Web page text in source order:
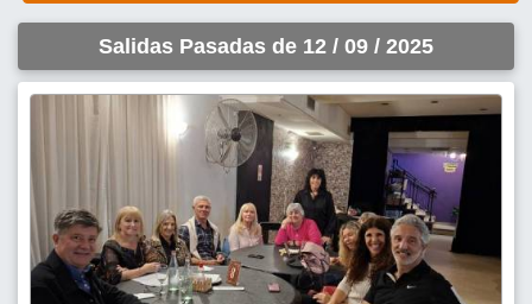
Salidas Pasadas de 12 / 09 / 2025